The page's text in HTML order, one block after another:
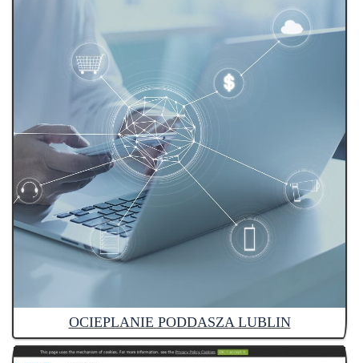
OCIEPLANIE PODDASZA LUBLIN